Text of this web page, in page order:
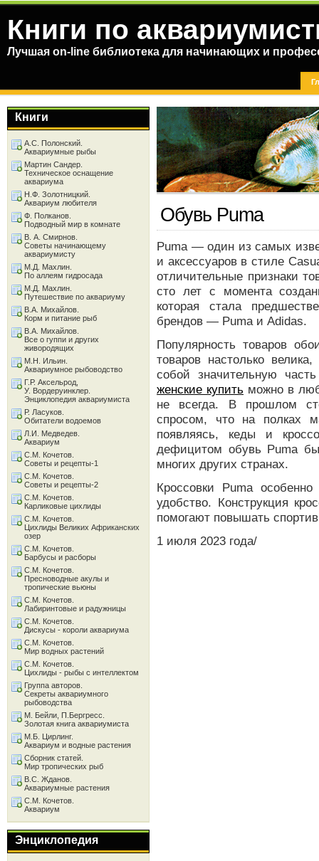
Книги по
Лучшая on-line библиотека для начинающих и
Обувь Puma
Puma — один из самых
и аксессуаров в стиле
отличительные признаки
сто лет с момента
которая стала
брендов — Puma и Adidas.
Популярность товаров
товаров настолько
собой значительную
женские купить можно в
не всегда. В прошлом
спросом, что на полках
появляясь, кеды и
дефицитом обувь Puma
многих других странах.
Кроссовки Puma
удобство. Конструкция
помогают повышать
1 июля 2023 года/
Книги
А.С. Полонский.
Аквариумные рыбы
Мартин Сандер.
Техническое оснащение
аквариума
Н.Ф. Золотницкий.
Аквариум любителя
Ф. Полканов.
Подводный мир в комнате
В. А. Смирнов.
Советы начинающему
аквариумисту
М.Д. Махлин.
По аллеям гидросада
М.Д. Махлин.
Путешествие по аквариуму
В.А. Михайлов.
Корм и питание рыб
В.А. Михайлов.
Все о гуппи и других
живородящих
М.Н. Ильин.
Аквариумное рыбоводство
Г.Р. Аксельрод,
У. Вордеруинклер.
Энциклопедия аквариумиста
Р. Ласуков.
Обитатели водоемов
Л.И. Медведев.
Аквариум
С.М. Кочетов.
Советы и рецепты-1
С.М. Кочетов.
Советы и рецепты-2
С.М. Кочетов.
Карликовые цихлиды
С.М. Кочетов.
Цихлиды Великих Африканских
озер
С.М. Кочетов.
Барбусы и расборы
С.М. Кочетов.
Пресноводные акулы и
тропические вьюны
С.М. Кочетов.
Лабиринтовые и радужницы
С.М. Кочетов.
Дискусы - короли аквариума
С.М. Кочетов.
Мир водных растений
С.М. Кочетов.
Цихлиды - рыбы с интеллектом
Группа авторов.
Секреты аквариумного
рыбоводства
М. Бейли, П.Бергресс.
Золотая книга аквариумиста
М.Б. Цирлинг.
Аквариум и водные растения
Сборник статей.
Мир тропических рыб
В.С. Жданов.
Аквариумные растения
С.М. Кочетов.
Аквариум
Энциклопедия